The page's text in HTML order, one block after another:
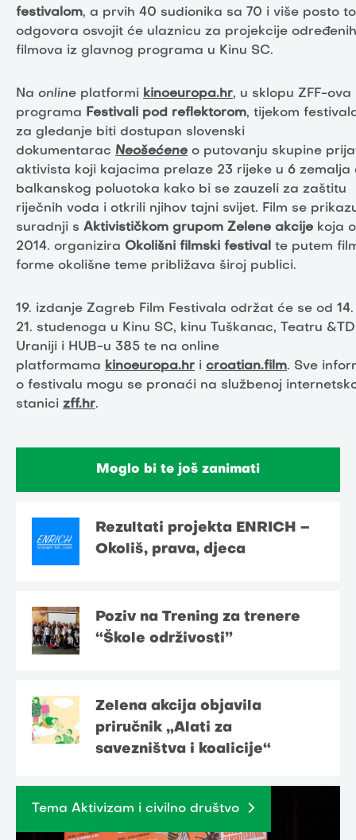
festivalom, a prvih 40 sudionika sa 70 i više posto
odgovora osvojit će ulaznicu za projekcije određenih
filmova iz glavnog programa u Kinu SC.
Na online platformi kinoeuropa.hr, u sklopu ZFF-ova
programa Festivali pod reflektorom, tijekom
za gledanje biti dostupan slovenski
dokumentarac Neošećene o putovanju skupine
aktivista koji kajacima prelaze 23 rijeke u 6 zemalja
balkanskog poluotoka kako bi se zauzeli za zaštitu
riječnih voda i otkrili njihov tajni svijet. Film se
suradnji s Aktivističkom grupom Zelene akcije koja
2014. organizira Okolišni filmski festival te putem
forme okolišne teme približava široj publici.
19. izdanje Zagreb Film Festivala održat će se od
21. studenoga u Kinu SC, kinu Tuškanac, Teatru
Uraniji i HUB-u 385 te na online
platformama kinoeuropa.hr i croatian.film. Sve
o festivalu mogu se pronaći na službenoj
stanici zff.hr.
Moglo bi te još zanimati
Rezultati projekta ENRICH –
Okoliš, prava, djeca
Poziv na Trening za trenere
“Škole održivosti”
Zelena akcija objavila
priručnik „Alati za
savezništva i koalicije“
Tema Aktivizam i civilno društvo